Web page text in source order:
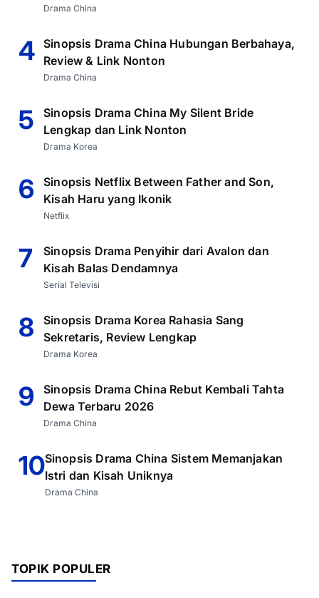
Drama China
4 Sinopsis Drama China Hubungan Berbahaya,
Review & Link Nonton
Drama China
5
Sinopsis Drama China My Silent Bride
Lengkap dan Link Nonton
Drama Korea
6
Sinopsis Netflix Between Father and Son,
Kisah Haru yang Ikonik
Netflix
7
Sinopsis Drama Penyihir dari Avalon dan
Kisah Balas Dendamnya
Serial Televisi
8
Sinopsis Drama Korea Rahasia Sang
Sekretaris, Review Lengkap
Drama Korea
9
Sinopsis Drama China Rebut Kembali Tahta
Dewa Terbaru 2026
Drama China
10Sinopsis Drama China Sistem Memanjakan
Istri dan Kisah Uniknya
Drama China
TOPIK POPULER